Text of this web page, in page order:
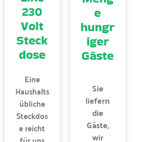
230
Volt
Steck
dose
Eine
Haushalts
übliche
Steckdos
e reicht
e
hungr
iger
Gäste
Sie
liefern
die
Gäste,
wir